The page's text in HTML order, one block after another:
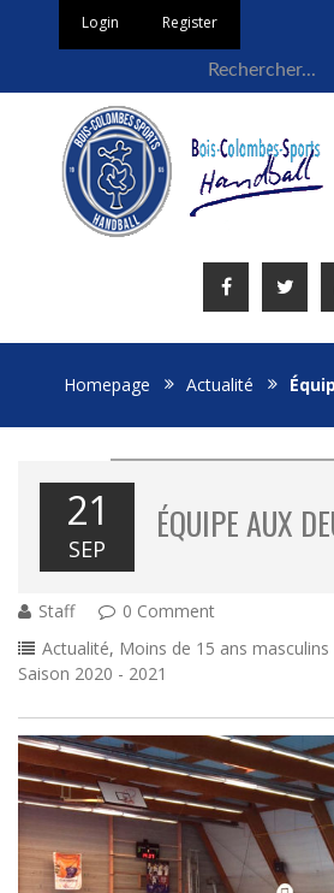
Login Register
Homepage Actualité
21
SEP
ÉQUIPE AUX
Staff
0 Comment
Actualité, Moins de 15 ans masculins
Saison 2020 - 2021